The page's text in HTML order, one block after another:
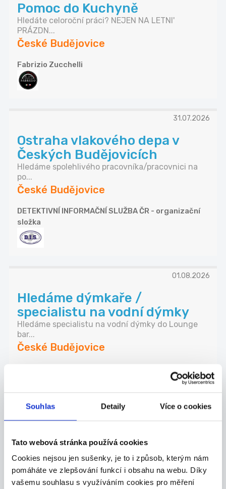
Souhlas Detaily Více o cookies
Tato webová stránka používá cookies
Cookies nejsou jen sušenky, je to i způsob, kterým nám
pomáháte ve zlepšování funkcí i obsahu na webu. Díky
vašemu souhlasu s využíváním cookies pro měření
Pomoc do Kuchyně
Hledáte celoroční práci? NEJEN NA LETNI'
PRÁZDN...
České Budějovice
Fabrizio Zucchelli
31.07.2026
Ostraha vlakového depa v
Českých Budějovicích
Hledáme spolehlivého pracovníka/pracovnici na
po...
České Budějovice
DETEKTIVNÍ INFORMAČNÍ SLUŽBA ČR - organizační
složka
01.08.2026
Hledáme dýmkaře /
specialistu na vodní dýmky
Hledáme specialistu na vodní dýmky do Lounge
bar...
České Budějovice
03.08.2026
Úklid bytových domů,
kanceláří a komerčních
prostor Č...
Jedná se o práci v úklidu bytových domů,
kancelá...